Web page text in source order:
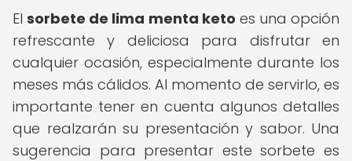
Elsorbete de lima menta keto es una opción
refrescante y deliciosa para disfrutar en
cualquier ocasión, especialmente durante los
meses más cálidos. Al momento de servirlo, es
importante tener en cuenta algunos detalles
que realzarán su presentación y sabor. Una
sugerencia para presentar este sorbete es